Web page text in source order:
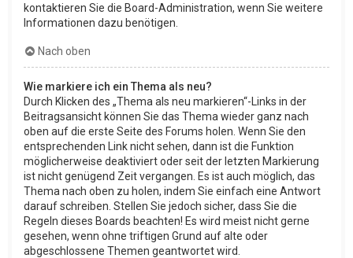
kontaktieren Sie die Board-Administration, wenn Sie weitere
Informationen dazu benötigen.
Nach oben
Wie markiere ich ein Thema als neu?
Durch Klicken des „Thema als neu markieren“-Links in der
Beitragsansicht können Sie das Thema wieder ganz nach
oben auf die erste Seite des Forums holen. Wenn Sie den
entsprechenden Link nicht sehen, dann ist die Funktion
möglicherweise deaktiviert oder seit der letzten Markierung
ist nicht genügend Zeit vergangen. Es ist auch möglich, das
Thema nach oben zu holen, indem Sie einfach eine Antwort
darauf schreiben. Stellen Sie jedoch sicher, dass Sie die
Regeln dieses Boards beachten! Es wird meist nicht gerne
gesehen, wenn ohne triftigen Grund auf alte oder
abgeschlossene Themen geantwortet wird.